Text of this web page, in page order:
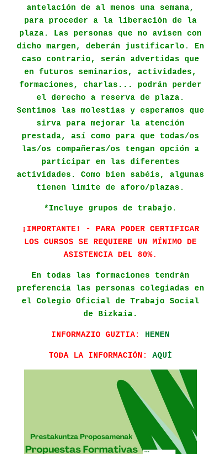
antelación de al menos una semana,
para proceder a la liberación de la
plaza. Las personas que no avisen con
dicho margen, deberán justificarlo. En
caso contrario, serán advertidas que
en futuros seminarios, actividades,
formaciones, charlas... podrán perder
el derecho a reserva de plaza.
Sentimos las molestias y esperamos que
sirva para mejorar la atención
prestada, así como para que todas/os
las/os compañeras/os tengan opción a
participar en las diferentes
actividades. Como bien sabéis, algunas
tienen límite de aforo/plazas.
*Incluye grupos de trabajo.
¡IMPORTANTE! - PARA PODER CERTIFICAR
LOS CURSOS SE REQUIERE UN MÍNIMO DE
ASISTENCIA DEL 80%.
En todas las formaciones tendrán
preferencia las personas colegiadas en
el Colegio Oficial de Trabajo Social
de Bizkaia.
INFORMAZIO GUZTIA: HEMEN
TODA LA INFORMACIÓN: AQUÍ